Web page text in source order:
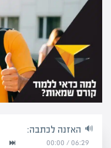
האזנה לכתבה:
06:29
/
00:00